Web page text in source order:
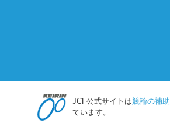
JCF公式サイトは競輪の補助
ています。